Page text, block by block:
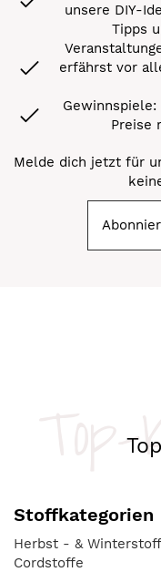
unsere DIY-
Tipps
erfährst vor
Preise
Melde dich jetzt für
Stoffkategorien
Herbst - &
Cordstoffe